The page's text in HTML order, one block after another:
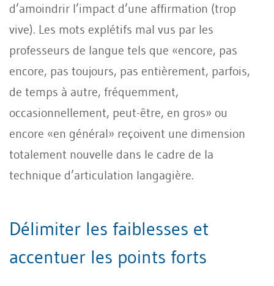
d’amoindrir l’impact d’une affirmation (trop
vive). Les mots explétifs mal vus par les
professeurs de langue tels que «encore, pas
encore, pas toujours, pas entièrement, parfois,
de temps à autre, fréquemment,
occasionnellement, peut-être, en gros» ou
encore «en général» reçoivent une dimension
totalement nouvelle dans le cadre de la
technique d’articulation langagière.
Délimiter les faiblesses et
accentuer les points forts